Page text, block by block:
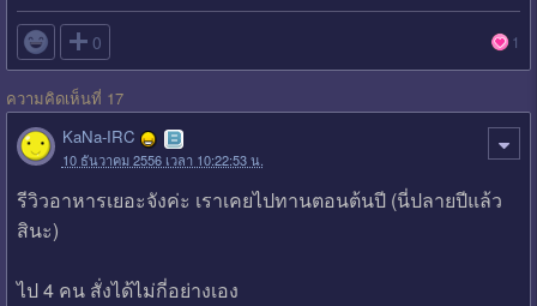
 0 1
ความคิดเห็นที่ 17
KaNa-IRC
10 ธันวาคม 2556 เวลา 10:22:53 น.
รีวิวอาหารเยอะจังค่ะ เราเคยไปทานตอนต้นปี (นี่ปลายปีแล้ว
สินะ)
ไป 4 คน สั่งได้ไม่กี่อย่างเอง